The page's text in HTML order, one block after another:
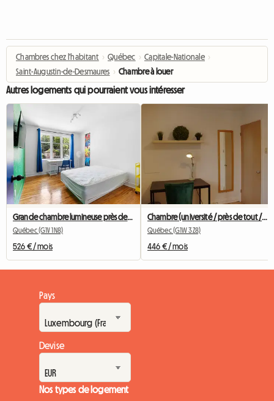
Chambres chez l'habitant › Québec › Capitale-Nationale ›
Saint-Augustin-de-Desmaures › Chambre à louer
Autres logements qui pourraient vous intéresser
Grande chambre lumineuse près de l'Université Laval
Québec (G1V 1N8)
526 € / mois
Chambre (université / près de tout / transports)
Québec (G1W 3Z8)
446 € / mois
Pays
Devise
Nos types de logement